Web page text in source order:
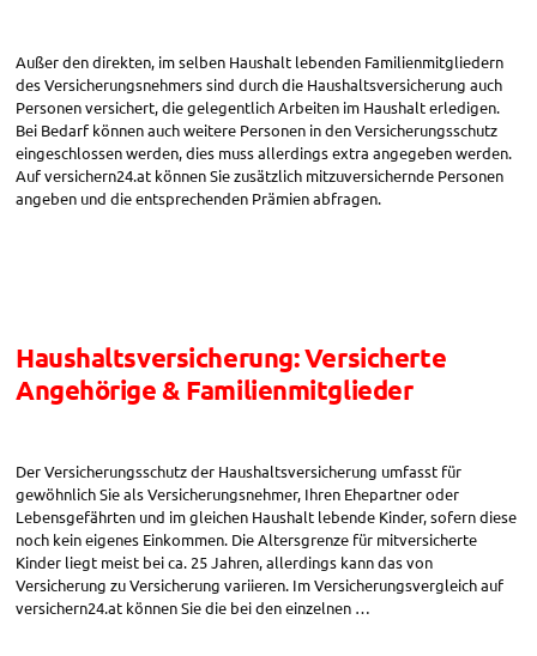
Außer den direkten, im selben Haushalt lebenden Familienmitgliedern
des Versicherungsnehmers sind durch die Haushaltsversicherung auch
Personen versichert, die gelegentlich Arbeiten im Haushalt erledigen.
Bei Bedarf können auch weitere Personen in den Versicherungsschutz
eingeschlossen werden, dies muss allerdings extra angegeben werden.
Auf versichern24.at können Sie zusätzlich mitzuversichernde Personen
angeben und die entsprechenden Prämien abfragen.
Haushaltsversicherung: Versicherte
Angehörige & Familienmitglieder
Der Versicherungsschutz der Haushaltsversicherung umfasst für
gewöhnlich Sie als Versicherungsnehmer, Ihren Ehepartner oder
Lebensgefährten und im gleichen Haushalt lebende Kinder, sofern diese
noch kein eigenes Einkommen. Die Altersgrenze für mitversicherte
Kinder liegt meist bei ca. 25 Jahren, allerdings kann das von
Versicherung zu Versicherung variieren. Im Versicherungsvergleich auf
versichern24.at können Sie die bei den einzelnen …